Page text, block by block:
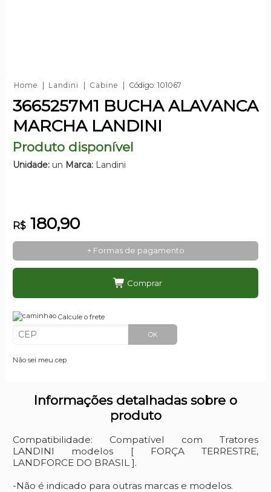
Home Landini Cabine Código: 101067
3665257M1 BUCHA ALAVANCA
MARCHA LANDINI
Produto disponível
Unidade:un Marca:Landini
R$180,90
+ Formas de pagamento
Comprar
Calcule o frete
OK
Não sei meu cep
Informações detalhadas sobre o
produto
Compatibilidade: Compatível com Tratores
LANDINI modelos [ FORÇA TERRESTRE,
LANDFORCE DO BRASIL ].
-Não é indicado para outras marcas e modelos.